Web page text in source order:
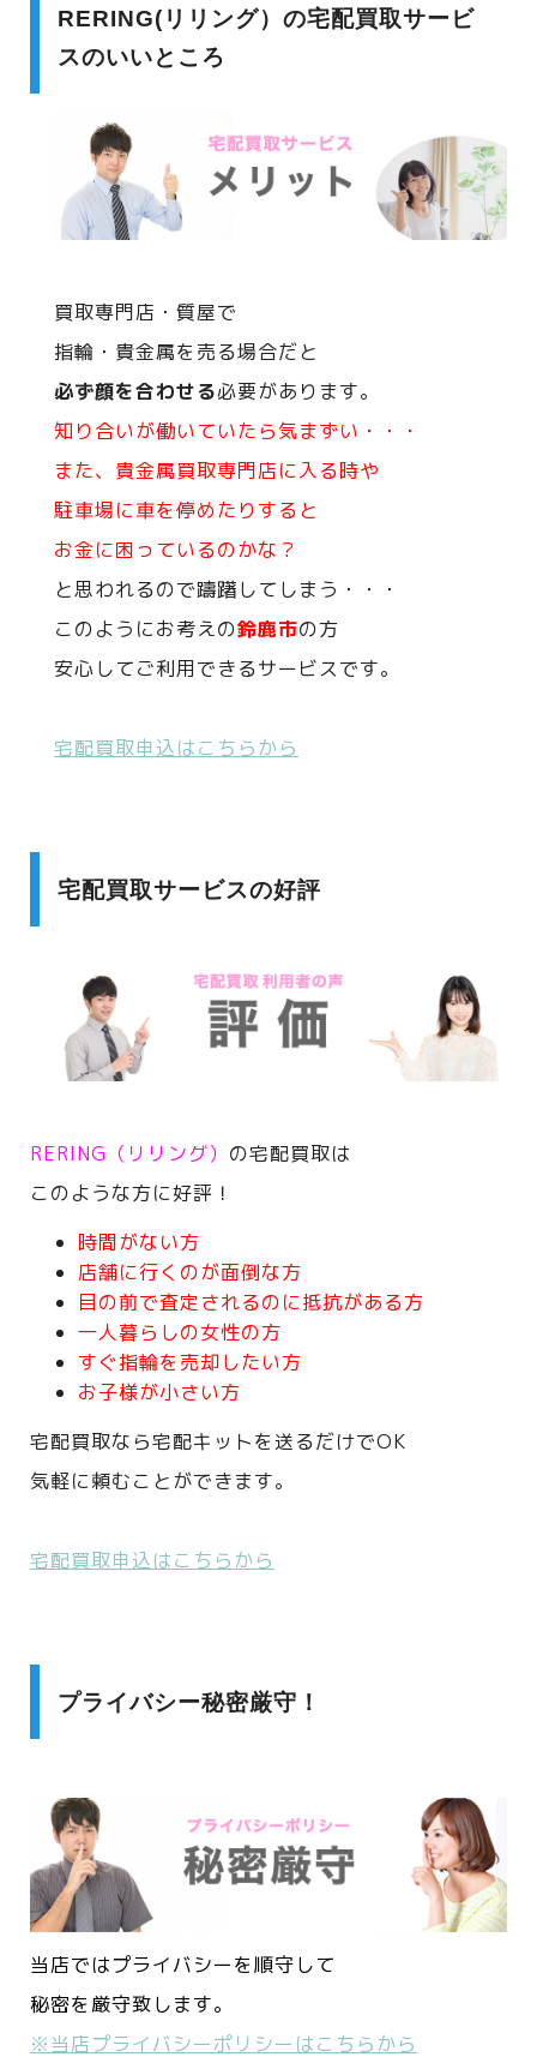
RERING(リリング）の宅配買取サービ
スのいいところ
買取専門店・質屋で
指輪・貴金属を売る場合だと
必ず顔を合わせる必要があります。
知り合いが働いていたら気まずい・・・
また、貴金属買取専門店に入る時や
駐車場に車を停めたりすると
お金に困っているのかな？
と思われるので躊躇してしまう・・・
このようにお考えの鈴鹿市の方
安心してご利用できるサービスです。
宅配買取申込はこちらから
宅配買取サービスの好評
RERING（リリング） の宅配買取は
このような方に好評！
時間がない方
店舗に行くのが面倒な方
目の前で査定されるのに抵抗がある方
一人暮らしの女性の方
すぐ指輪を売却したい方
お子様が小さい方
宅配買取なら宅配キットを送るだけでOK
気軽に頼むことができます。
宅配買取申込はこちらから
プライバシー秘密厳守！
当店ではプライバシーを順守して
秘密を厳守致します。
※当店プライバシーポリシーはこちらから